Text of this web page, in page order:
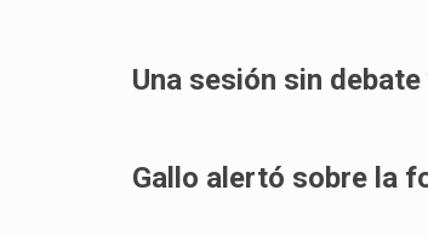
Una sesión sin
Gallo alertó sobre la